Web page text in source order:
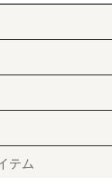
テム